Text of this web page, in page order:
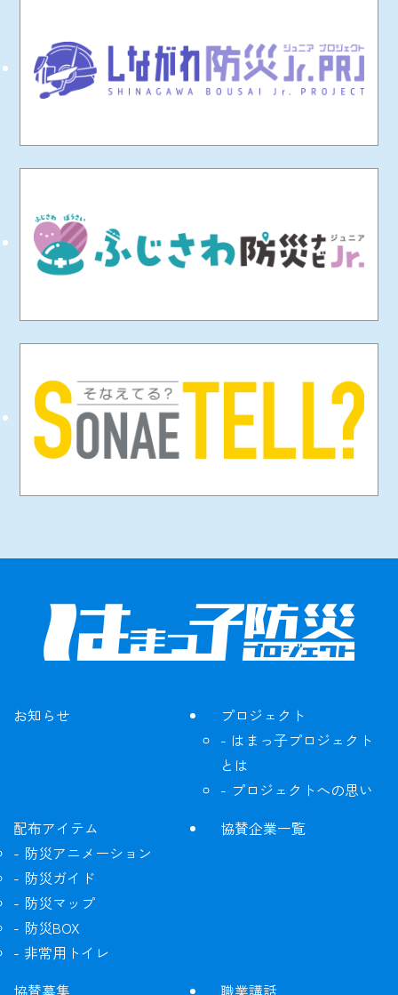
お知らせ
プロジェクト
はまっ子プロジェクト
とは
プロジェクトへの思い
配布アイテム
防災アニメーション
防災ガイド
防災マップ
防災BOX
非常用トイレ
協賛企業一覧
協賛募集 職業講話